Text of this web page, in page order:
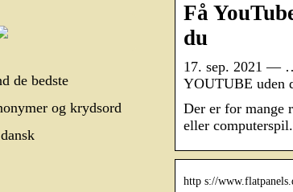
Få
du
17. sep. 2021 —
YOUTUBE uden
Der er for mange
eller
http s://
de bedste
og krydsord